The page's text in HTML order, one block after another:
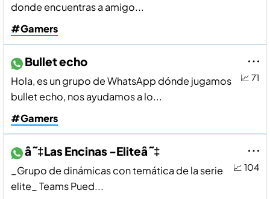
donde encuentras a amigo...
#Gamers
📈 71
Bullet echo
Hola, es un grupo de WhatsApp dónde jugamos
bullet echo, nos ayudamos a lo...
#Gamers
📈 104
â˜‡Las Encinas -Eliteâ˜‡
_Grupo de dinámicas con temática de la serie
elite_ Teams Pued...